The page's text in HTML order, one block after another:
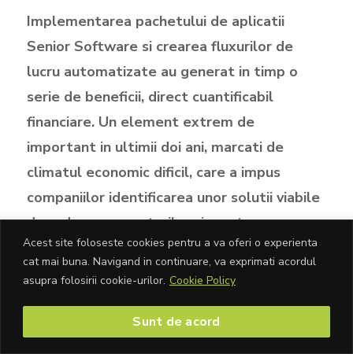
Acest site foloseste cookies pentru a va oferi o experienta
cat mai buna. Navigand in continuare, va exprimati acordul
asupra folosirii cookie-urilor. Cookie Policy
Sunt de acord
Implementarea pachetului de aplicatii
Senior Software si crearea fluxurilor de
lucru automatizate au generat in timp o
serie de beneficii, direct cuantificabil
financiare. Un element extrem de
important in ultimii doi ani, marcati de
climatul economic dificil, care a impus
companiilor identificarea unor solutii viabile
de reducere a costurilor si crestere a
eficientei.
Astfel, prin utilizarea aplicatiei SeniorSFA si a
device-urilor mobile s-a reusit obtinerea unor
serii de indicatori de performanta la nivelul